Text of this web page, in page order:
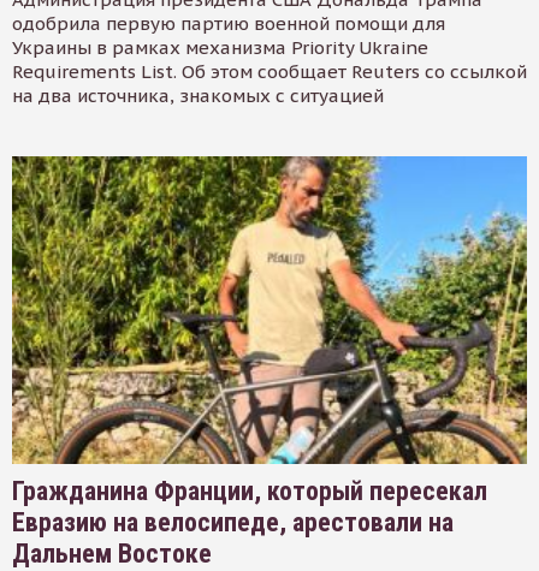
одобрила первую партию военной помощи для
Украины в рамках механизма Priority Ukraine
Requirements List. Об этом сообщает Reuters со ссылкой
на два источника, знакомых с ситуацией
Гражданина Франции, который пересекал
Евразию на велосипеде, арестовали на
Дальнем Востоке